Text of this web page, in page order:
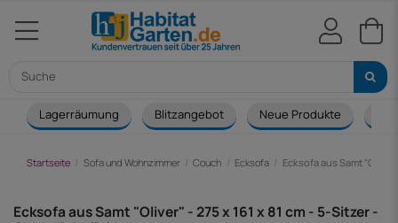
Lagerräumung Blitzangebot Neue Produkte
Startseite Sofa und Wohnzimmer Couch Ecksofa Ecksofa aus Samt
Ecksofa aus Samt "Oliver" - 275 x 161 x 81 cm - 5-Sitzer -